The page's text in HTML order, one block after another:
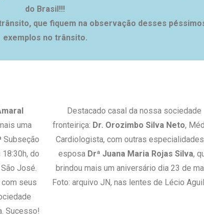
do Brasil!!!
que fiquem na observação desses
exemplos no trânsito.
uma
Subseção
do
José.
seus
Sucesso!
Destacado casal da nossa sociedade
fronteiriça: Dr. Orozimbo Silva Neto,
Cardiologista, com outras
esposa Drª Juana Maria Rojas Silva,
brindou mais um aniversário dia 23 de
Foto: arquivo JN, nas lentes de Lécio